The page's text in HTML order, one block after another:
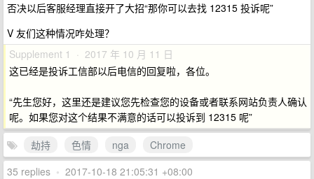
否决以后客服经理直接开了大招“那你可以去找 12315 投诉呢”
V 友们这种情况咋处理？
Supplement 1 · 2017 年 10 月 11 日
这已经是投诉工信部以后电信的回复啦，各位。
“先生您好，这里还是建议您先检查您的设备或者联系网站负责人确认
呢。如果您对这个结果不满意的话可以投诉到 12315 呢”
劫持
色情 nga
Chrome
35 replies • 2017-10-18 21:05:31 +08:00